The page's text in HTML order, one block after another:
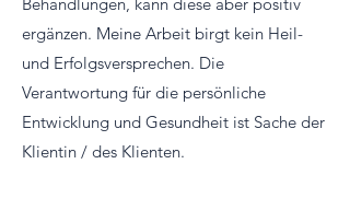
ergänzen. Meine Arbeit birgt kein Heil-
und Erfolgsversprechen. Die
Verantwortung für die persönliche
Entwicklung und Gesundheit ist Sache der
Klientin / des Klienten.